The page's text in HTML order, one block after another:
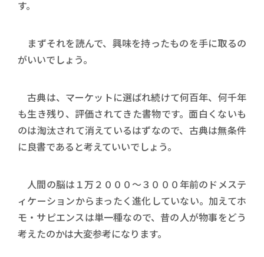
す。
まずそれを読んで、興味を持ったものを手に取るの
がいいでしょう。
古典は、マーケットに選ばれ続けて何百年、何千年
も生き残り、評価されてきた書物です。面白くないも
のは淘汰されて消えているはずなので、古典は無条件
に良書であると考えていいでしょう。
人間の脳は１万２０００～３０００年前のドメステ
ィケーションからまったく進化していない。加えてホ
モ・サピエンスは単一種なので、昔の人が物事をどう
考えたのかは大変参考になります。